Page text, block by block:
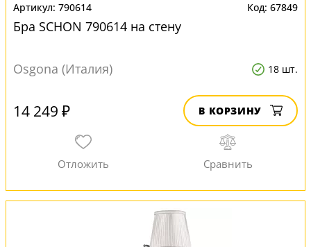
790614 67849
Бра SCHON 790614 на стену
Osgona (Италия) 18 шт.
14 249 ₽ В КОРЗИНУ